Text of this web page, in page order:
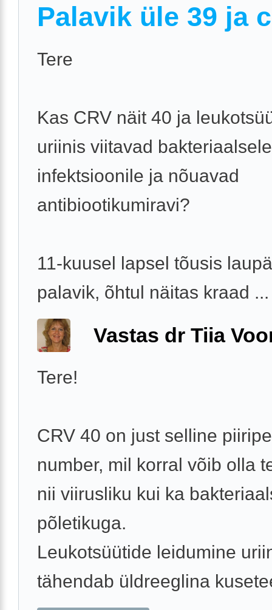
Palavik üle 39 ja
Tere
Kas CRV näit 40 ja
uriinis viitavad bakteriaalsele
infektsioonile ja nõuavad
antibiootikumiravi?
11-kuusel lapsel tõusis
palavik, õhtul näitas kraad ...
Vastas dr Tiia
Tere!
CRV 40 on just selline
number, mil korral võib olla
nii viirusliku kui ka
põletikuga.
Leukotsüütide leidumine
tähendab üldreeglina